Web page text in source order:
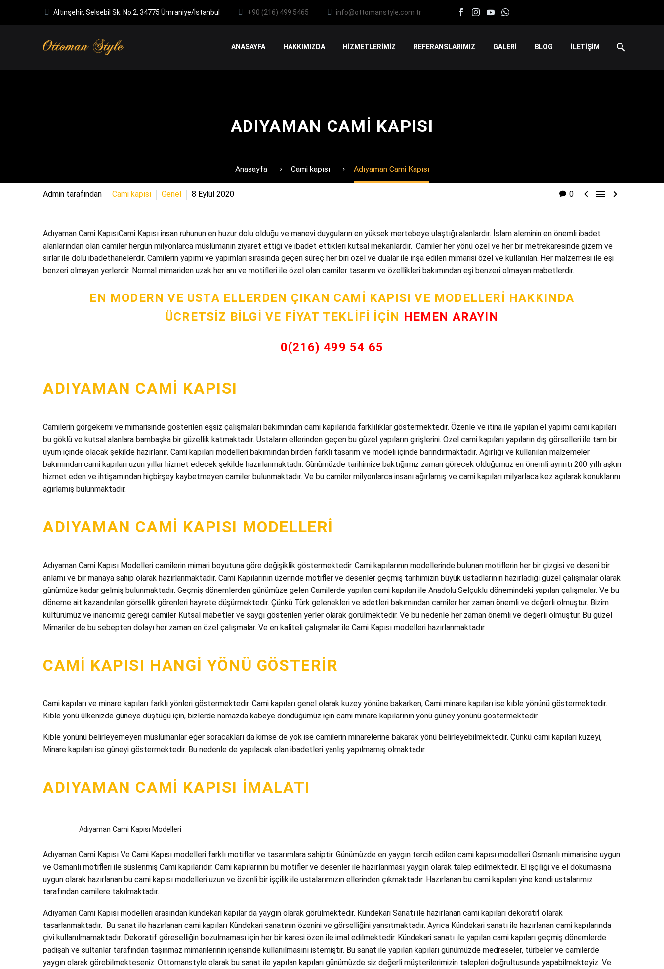
Altınşehir, Selsebil Sk. No:2, 34775 Ümraniye/İstanbul +90 (216) 499 5465 info@ottomanstyle.com.tr
ANASAYFA HAKKIMIZDA HİZMETLERİMİZ REFERANSLARIMIZ GALERİ BLOG İLETİŞİM
ADIYAMAN CAMI KAPISI
Anasayfa Cami kapısı Adıyaman Cami Kapısı
0   
Admin tarafından Cami kapısı Genel 8 Eylül 2020
Adıyaman Cami KapısıCami Kapısı insan ruhunun en huzur dolu olduğu ve manevi duyguların en yüksek mertebeye ulaştığı alanlardır. İslam aleminin en önemli ibadet
alanlarından olan camiler hergün milyonlarca müslümanın ziyaret ettiği ve ibadet ettikleri kutsal mekanlardır. Camiler her yönü özel ve her bir metrekaresinde gizem ve
sırlar ile dolu ibadethanelerdir. Camilerin yapımı ve yapımları sırasında geçen süreç her biri özel ve dualar ile inşa edilen mimarisi özel ve kullanılan. Her malzemesi ile eşi
benzeri olmayan yerlerdir. Normal mimariden uzak her anı ve motifleri ile özel olan camiler tasarım ve özellikleri bakımından eşi benzeri olmayan mabetlerdir.
EN MODERN VE USTA ELLERDEN ÇIKAN CAMI KAPISI VE MODELLERI HAKKINDA
ÜCRETSIZ BILGI VE FIYAT TEKLIFI İÇIN HEMEN ARAYIN
0(216) 499 54 65
ADIYAMAN CAMI KAPISI
Camilerin görgekemi ve mimarisinde gösterilen eşsiz çalışmaları bakımından cami kapılarıda farklılıklar göstermektedir. Özenle ve itina ile yapılan el yapımı cami kapıları
bu göklü ve kutsal alanlara bambaşka bir güzellik katmaktadır. Ustaların ellerinden geçen bu güzel yapıların girişlerini. Özel cami kapıları yapıların dış görselleri ile tam bir
uyum içinde olacak şekilde hazırlanır. Cami kapıları modelleri bakımından birden farklı tasarım ve modeli içinde barındırmaktadır. Ağırlığı ve kullanılan malzemeler
bakımından cami kapıları uzun yıllar hizmet edecek şekilde hazırlanmaktadır. Günümüzde tarihimize baktığımız zaman görecek olduğumuz en önemli ayrıntı 200 yıllı aşkın
hizmet eden ve ihtişamından hiçbirşey kaybetmeyen camiler bulunmaktadır. Ve bu camiler milyonlarca insanı ağırlamış ve cami kapıları milyarlaca kez açılarak konuklarını
ağırlamış bulunmaktadır.
ADIYAMAN CAMI KAPISI MODELLERI
Adıyaman Cami Kapısı Modelleri camilerin mimari boyutuna göre değişiklik göstermektedir. Cami kapılarının modellerinde bulunan motiflerin her bir çizgisi ve deseni bir
anlamı ve bir manaya sahip olarak hazırlanmaktadır. Cami Kapılarının üzerinde motifler ve desenler geçmiş tarihimizin büyük üstadlarının hazırladığı güzel çalışmalar olarak
günümüze kadar gelmiş bulunmaktadır. Geçmiş dönemlerden günümüze gelen Camilerde yapılan cami kapıları ile Anadolu Selçuklu dönemindeki yapılan çalışmalar. Ve bu
döneme ait kazandırılan görsellik görenleri hayrete düşürmektedir. Çünkü Türk gelenekleri ve adetleri bakımından camiler her zaman önemli ve değerli olmuştur. Bizim
kültürümüz ve inancımız gereği camiler Kutsal mabetler ve saygı gösterilen yerler olarak görülmektedir. Ve bu nedenle her zaman önemli ve değerli olmuştur. Bu güzel
Mimariler de bu sebepten dolayı her zaman en özel çalışmalar. Ve en kaliteli çalışmalar ile Cami Kapısı modelleri hazırlanmaktadır.
CAMI KAPISI HANGI YÖNÜ GÖSTERIR
Cami kapıları ve minare kapıları farklı yönleri göstermektedir. Cami kapıları genel olarak kuzey yönüne bakarken, Cami minare kapıları ise kıble yönünü göstermektedir.
Kıble yönü ülkenizde güneye düştüğü için, bizlerde namazda kabeye döndüğümüz için cami minare kapılarının yönü güney yönünü göstermektedir.
Kıble yönünü belirleyemeyen müslümanlar eğer soracakları da kimse de yok ise camilerin minarelerine bakarak yönü belirleyebilmektedir. Çünkü cami kapıları kuzeyi,
Minare kapıları ise güneyi göstermektedir. Bu nedenle de yapılacak olan ibadetleri yanlış yapılmamış olmaktadır.
ADIYAMAN CAMI KAPISI İMALATI
Adıyaman Cami Kapısı Modelleri
Adıyaman Cami Kapısı Ve Cami Kapısı modelleri farklı motifler ve tasarımlara sahiptir. Günümüzde en yaygın tercih edilen cami kapısı modelleri Osmanlı mimarisine uygun
ve Osmanlı motifleri ile süslenmiş Cami kapılarıdır. Cami kapılarının bu motifler ve desenler ile hazırlanması yaygın olarak talep edilmektedir. El işçiliği ve el dokumasına
uygun olarak hazırlanan bu cami kapısı modelleri uzun ve özenli bir işçilik ile ustalarımızın ellerinden çıkmaktadır. Hazırlanan bu cami kapıları yine kendi ustalarımız
tarafından camilere takılmaktadır.
Adıyaman Cami Kapısı modelleri arasından kündekari kapılar da yaygın olarak görülmektedir. Kündekari Sanatı ile hazırlanan cami kapıları dekoratif olarak
tasarlanmaktadır. Bu sanat ile hazırlanan cami kapıları Kündekari sanatının özenini ve görselliğini yansıtmaktadır. Ayrıca Kündekari sanatı ile hazırlanan cami kapılarında
çivi kullanılmamaktadır. Dekoratif göreselliğin bozulmaması için her bir karesi özen ile imal edilmektedir. Kündekari sanatı ile yapılan cami kapıları geçmiş dönemlerde
padişah ve sultanlar tarafından taşınmaz mimarilerinin içerisinde kullanılmasını istemiştir. Bu sanat ile yapılan kapıları günümüzde medreseler, türbeler ve camilerde
yaygın olarak görebilmekteseniz. Ottomanstyle olarak bu sanat ile yapılan kapıları günümüzde siz değerli müşterilerimizin talepleri doğrultusunda yapabilmekteyiz. Ve